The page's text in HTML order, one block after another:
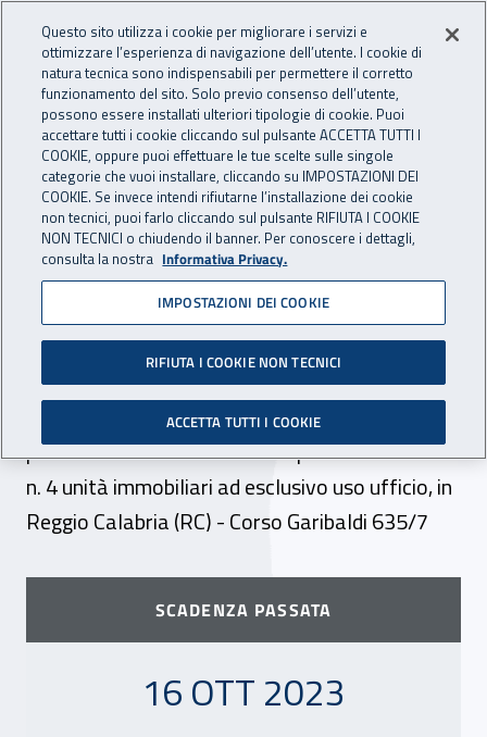
INAIL - Istituto Nazionale
Apri cerca
Navigazione principale
Navigazione - Ti trovi in:
Home Inail comunica Scadenze Scadenza
Dr Calabria: bando per la
locazione di n. 4 unità
immobiliari ad uso non
abitativo
Scade il 16 ottobre 2023 il termine per la
presentazione delle domande per la locazione di
n. 4 unità immobiliari ad esclusivo uso ufficio, in
Reggio Calabria (RC) - Corso Garibaldi 635/7
SCADENZA PASSATA
16 OTTOBRE 2023
16 OTT 2023
Questo sito utilizza i cookie per migliorare i servizi e
ottimizzare l’esperienza di navigazione dell’utente. I cookie di
natura tecnica sono indispensabili per permettere il corretto
funzionamento del sito. Solo previo consenso dell’utente,
possono essere installati ulteriori tipologie di cookie. Puoi
accettare tutti i cookie cliccando sul pulsante ACCETTA TUTTI I
COOKIE, oppure puoi effettuare le tue scelte sulle singole
categorie che vuoi installare, cliccando su IMPOSTAZIONI DEI
COOKIE. Se invece intendi rifiutarne l’installazione dei cookie
non tecnici, puoi farlo cliccando sul pulsante RIFIUTA I COOKIE
NON TECNICI o chiudendo il banner. Per conoscere i dettagli,
consulta la nostra Informativa Privacy.
IMPOSTAZIONI DEI COOKIE
RIFIUTA I COOKIE NON TECNICI
ACCETTA TUTTI I COOKIE